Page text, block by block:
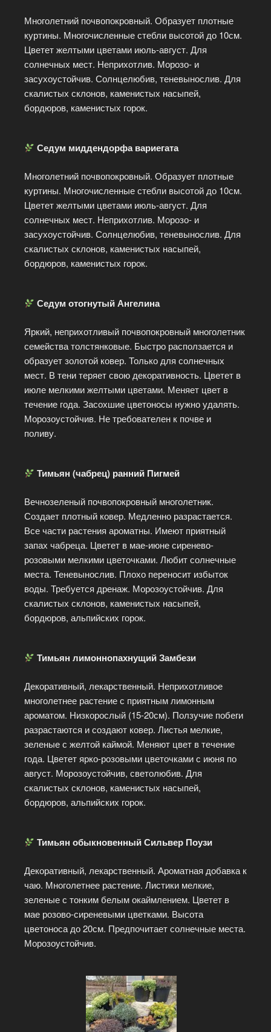
Многолетний почвопокровный. Образует плотные
куртины. Многочисленные стебли высотой до 10см.
Цветет желтыми цветами июль-август. Для
солнечных мест. Неприхотлив. Морозо- и
засухоустойчив. Солнцелюбив, теневынослив. Для
скалистых склонов, каменистых насыпей,
бордюров, каменистых горок.
Седум миддендорфа вариегата
Многолетний почвопокровный. Образует плотные
куртины. Многочисленные стебли высотой до 10см.
Цветет желтыми цветами июль-август. Для
солнечных мест. Неприхотлив. Морозо- и
засухоустойчив. Солнцелюбив, теневынослив. Для
скалистых склонов, каменистых насыпей,
бордюров, каменистых горок.
Седум отогнутый Ангелина
Яркий, неприхотливый почвопокровный многолетник
семейства толстянковые. Быстро расползается и
образует золотой ковер. Только для солнечных
мест. В тени теряет свою декоративность. Цветет в
июле мелкими желтыми цветами. Меняет цвет в
течение года. Засохшие цветоносы нужно удалять.
Морозоустойчив. Не требователен к почве и
поливу.
Тимьян (чабрец) ранний Пигмей
Вечнозеленый почвопокровный многолетник.
Создает плотный ковер. Медленно разрастается.
Все части растения ароматны. Имеют приятный
запах чабреца. Цветет в мае-июне сиренево-
розовыми мелкими цветочками. Любит солнечные
места. Теневынослив. Плохо переносит избыток
воды. Требуется дренаж. Морозоустойчив. Для
скалистых склонов, каменистых насыпей,
бордюров, альпийских горок.
Тимьян лимоннопахнущий Замбези
Декоративный, лекарственный. Неприхотливое
многолетнее растение с приятным лимонным
ароматом. Низкорослый (15-20см). Ползучие побеги
разрастаются и создают ковер. Листья мелкие,
зеленые с желтой каймой. Меняют цвет в течение
года. Цветет ярко-розовыми цветочками с июня по
август. Морозоустойчив, светолюбив. Для
скалистых склонов, каменистых насыпей,
бордюров, альпийских горок.
Тимьян обыкновенный Сильвер Поузи
Декоративный, лекарственный. Ароматная добавка к
чаю. Многолетнее растение. Листики мелкие,
зеленые с тонким белым окаймлением. Цветет в
мае розово-сиреневыми цветками. Высота
цветоноса до 20см. Предпочитает солнечные места.
Морозоустойчив.